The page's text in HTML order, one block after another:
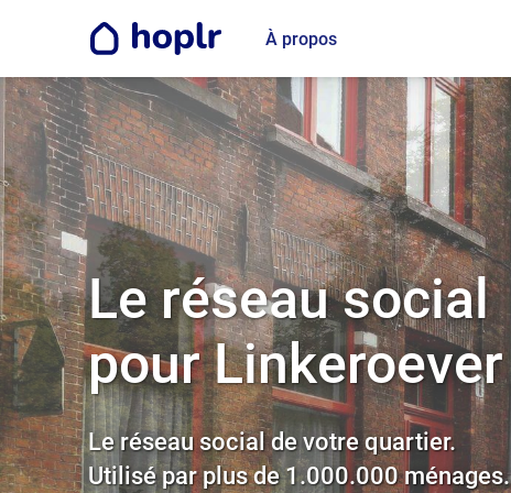
À propos
Le réseau social
pour Linkeroever
Le réseau social de votre quartier.
Utilisé par plus de 1.000.000 ménages.